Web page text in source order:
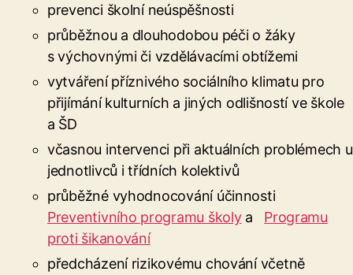
prevenci školní neúspěšnosti
průběžnou a dlouhodobou péči o žáky
s výchovnými či vzdělávacími obtížemi
vytváření příznivého sociálního klimatu pro
přijímání kulturních a jiných odlišností ve škole
a ŠD
včasnou intervenci při aktuálních problémech u
jednotlivců i třídních kolektivů
průběžné vyhodnocování účinnosti
Preventivního programu školya Programu
proti šikanování
předcházení rizikovému chování včetně